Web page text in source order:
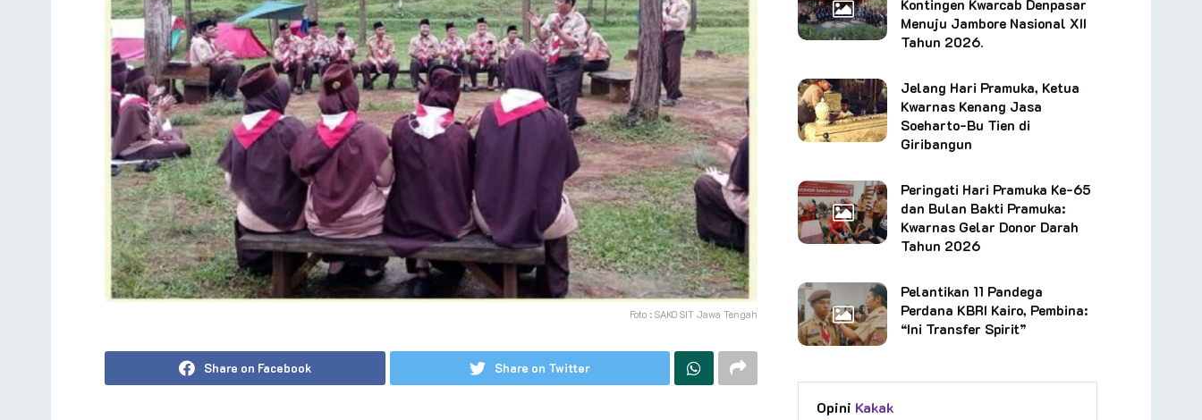
Foto : SAKO SIT Jawa Tengah
Share on Facebook Share on Twitter
Kontingen Kwarcab Denpasar
Menuju Jambore Nasional XII
Tahun 2026.
Jelang Hari Pramuka, Ketua
Kwarnas Kenang Jasa
Soeharto-Bu Tien di
Giribangun
Peringati Hari Pramuka Ke-65
dan Bulan Bakti Pramuka:
Kwarnas Gelar Donor Darah
Tahun 2026
Pelantikan 11 Pandega
Perdana KBRI Kairo, Pembina:
“Ini Transfer Spirit”
Opini Kakak